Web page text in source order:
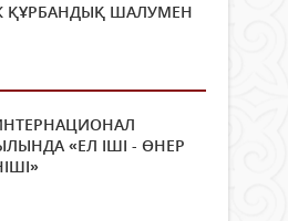
ҚҰРБАНДЫҚ ШАЛУМЕН
ИНТЕРНАЦИОНАЛ
«ЕЛ ІШІ - ӨНЕР